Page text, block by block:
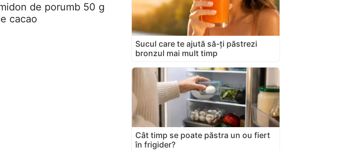
de porumb 50 g
cacao
Sucul care te ajută să-ți păstrezi
bronzul mai mult timp
Cât timp se poate păstra un ou fiert
în frigider?